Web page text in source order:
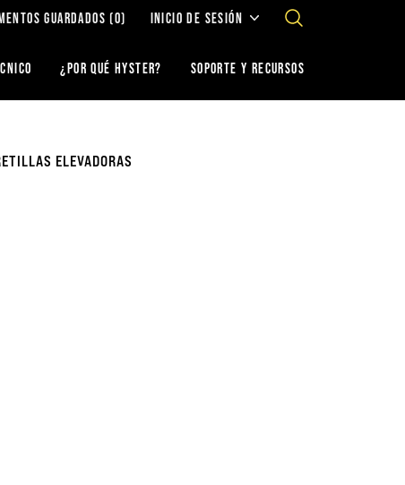
GUARDADOS(0) INICIO DE SESIÓN
¿POR QUÉ HYSTER? SOPORTE Y RECURSOS
ELEVADORAS